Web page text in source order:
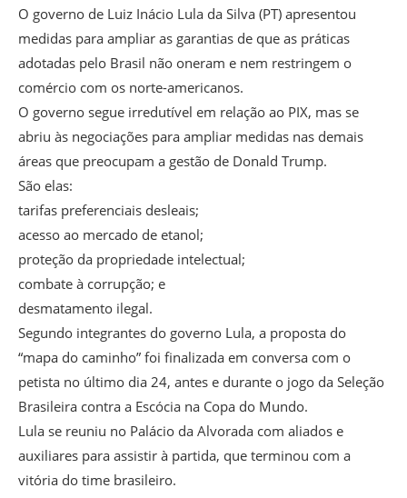
O governo de Luiz Inácio Lula da Silva (PT) apresentou
medidas para ampliar as garantias de que as práticas
adotadas pelo Brasil não oneram e nem restringem o
comércio com os norte-americanos.
O governo segue irredutível em relação ao PIX, mas se
abriu às negociações para ampliar medidas nas demais
áreas que preocupam a gestão de Donald Trump.
São elas:
tarifas preferenciais desleais;
acesso ao mercado de etanol;
proteção da propriedade intelectual;
combate à corrupção; e
desmatamento ilegal.
Segundo integrantes do governo Lula, a proposta do
“mapa do caminho” foi finalizada em conversa com o
petista no último dia 24, antes e durante o jogo da Seleção
Brasileira contra a Escócia na Copa do Mundo.
Lula se reuniu no Palácio da Alvorada com aliados e
auxiliares para assistir à partida, que terminou com a
vitória do time brasileiro.